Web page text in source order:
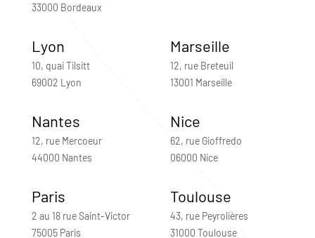
33000 Bordeaux
Lyon
10, quai Tilsitt
69002 Lyon
Marseille
12, rue Breteuil
13001 Marseille
Nantes
12, rue Mercoeur
44000 Nantes
Nice
62, rue Gioffredo
06000 Nice
Paris
2 au 18 rue Saint-Victor
75005 Paris
Toulouse
43, rue Peyrolières
31000 Toulouse